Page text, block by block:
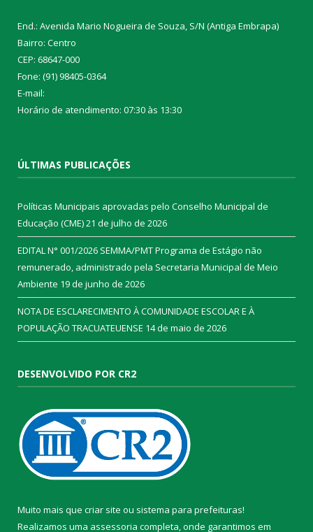
End.: Avenida Mario Nogueira de Souza, S/N (Antiga Embrapa)
Bairro: Centro
CEP: 68647-000
Fone: (91) 98405-0364
E-mail:
Horário de atendimento: 07:30 às 13:30
ÚLTIMAS PUBLICAÇÕES
Políticas Municipais aprovadas pelo Conselho Municipal de
Educação (CME)21 de julho de 2026
EDITAL N° 001/2026 SEMMA/PMT Programa de Estágio não
remunerado, administrado pela Secretaria Municipal de Meio
Ambiente 19 de junho de 2026
NOTA DE ESCLARECIMENTO À COMUNIDADE ESCOLAR E À
POPULAÇÃO TRACUATEUENSE 14 de maio de 2026
DESENVOLVIDO POR CR2
Muito mais que criar site ou sistema para prefeituras!
Realizamos uma assessoria completa, onde garantimos em